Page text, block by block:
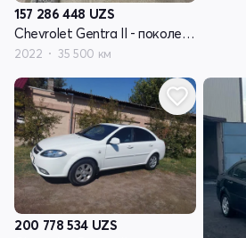
157 286 448 UZS
Chevrolet Gentra II - поколение
2022 35 500 км
200 778 534 UZS